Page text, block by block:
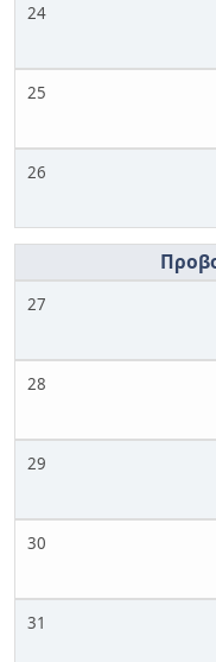
24
25
26
27
28
29
30
31